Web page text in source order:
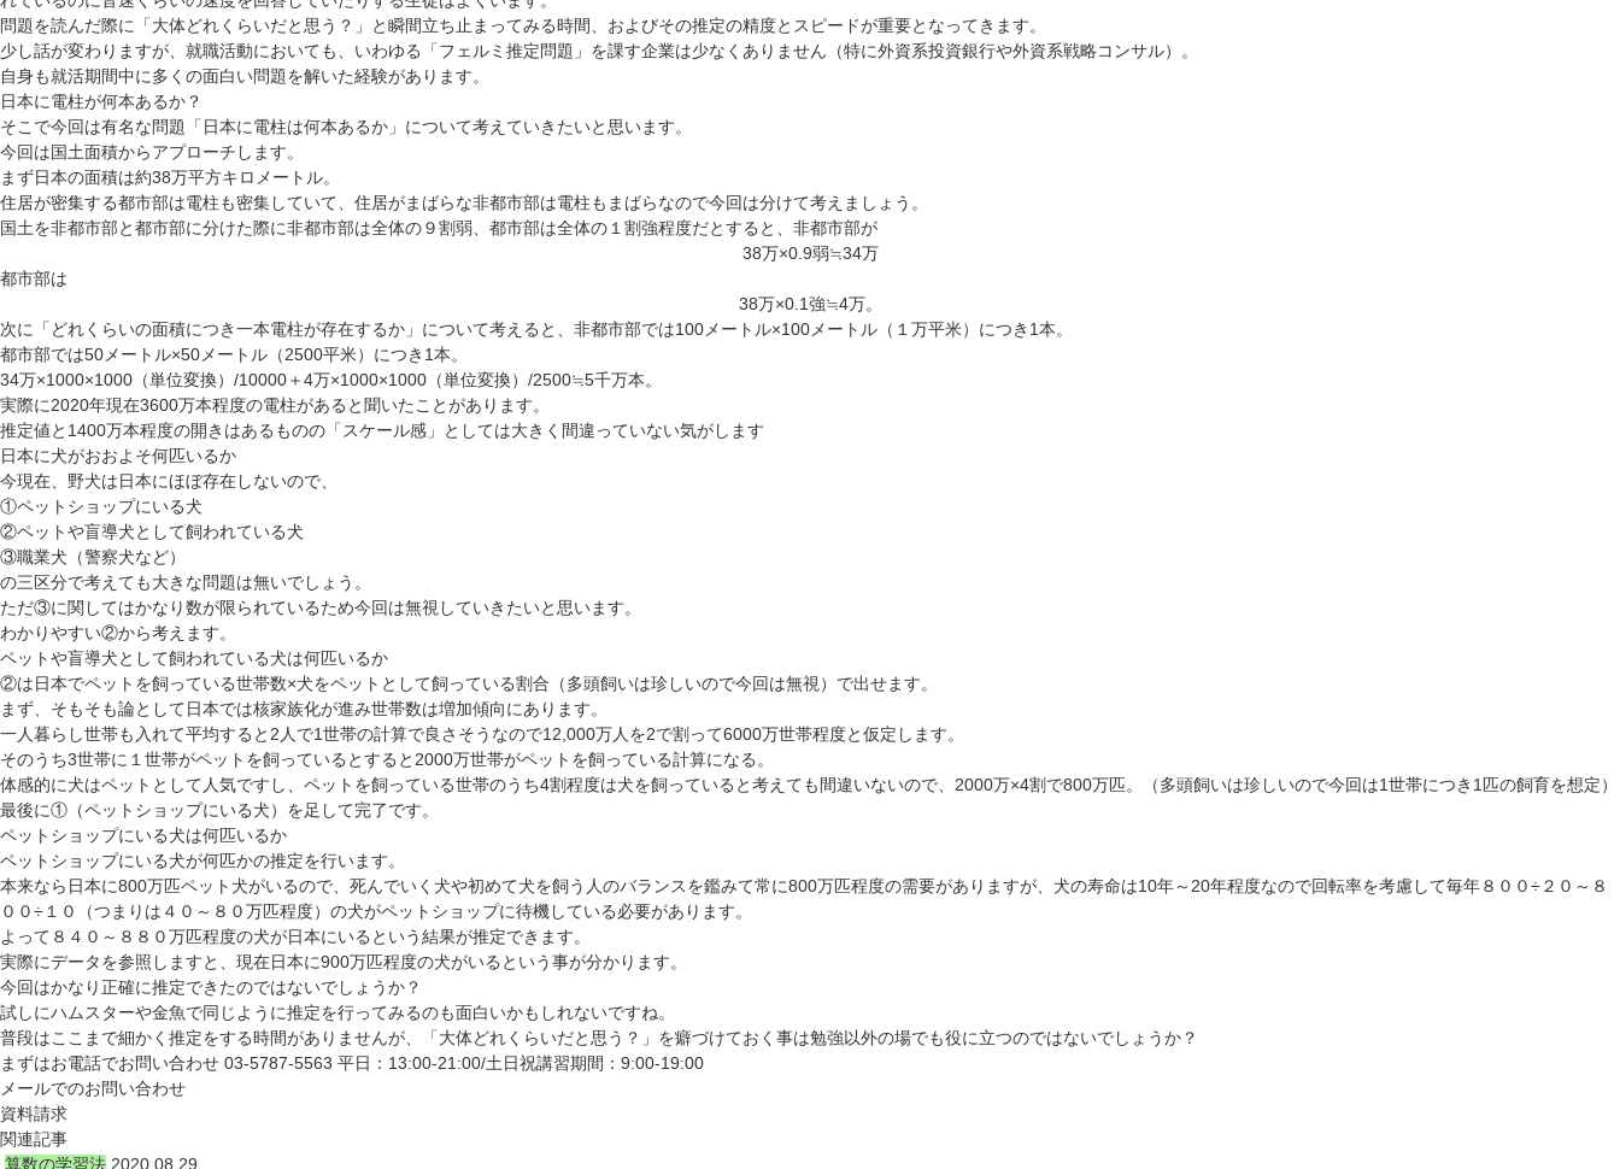
問題を読んだ際に「大体どれくらいだと思う？」と瞬間立ち止まってみる時間、およびその推定の精度とスピードが重要となってきます。
少し話が変わりますが、就職活動においても、いわゆる「フェルミ推定問題」を課す企業は少なくありません（特に外資系投資銀行や外資系戦略コンサル）。
自身も就活期間中に多くの面白い問題を解いた経験があります。
日本に電柱が何本あるか？
そこで今回は有名な問題「日本に電柱は何本あるか」について考えていきたいと思います。
今回は国土面積からアプローチします。
まず日本の面積は約38万平方キロメートル。
住居が密集する都市部は電柱も密集していて、住居がまばらな非都市部は電柱もまばらなので今回は分けて考えましょう。
国土を非都市部と都市部に分けた際に非都市部は全体の９割弱、都市部は全体の１割強程度だとすると、非都市部が
38万×0.9弱≒34万
都市部は
38万×0.1強≒4万。
次に「どれくらいの面積につき一本電柱が存在するか」について考えると、非都市部では100メートル×100メートル（１万平米）につき1本。
都市部では50メートル×50メートル（2500平米）につき1本。
34万×1000×1000（単位変換）/10000＋4万×1000×1000（単位変換）/2500≒5千万本。
実際に2020年現在3600万本程度の電柱があると聞いたことがあります。
推定値と1400万本程度の開きはあるものの「スケール感」としては大きく間違っていない気がします
日本に犬がおおよそ何匹いるか
今現在、野犬は日本にほぼ存在しないので、
①ペットショップにいる犬
②ペットや盲導犬として飼われている犬
③職業犬（警察犬など）
の三区分で考えても大きな問題は無いでしょう。
ただ③に関してはかなり数が限られているため今回は無視していきたいと思います。
わかりやすい②から考えます。
ペットや盲導犬として飼われている犬は何匹いるか
②は日本でペットを飼っている世帯数×犬をペットとして飼っている割合（多頭飼いは珍しいので今回は無視）で出せます。
まず、そもそも論として日本では核家族化が進み世帯数は増加傾向にあります。
一人暮らし世帯も入れて平均すると2人で1世帯の計算で良さそうなので12,000万人を2で割って6000万世帯程度と仮定します。
そのうち3世帯に１世帯がペットを飼っているとすると2000万世帯がペットを飼っている計算になる。
体感的に犬はペットとして人気ですし、ペットを飼っている世帯のうち4割程度は犬を飼っていると考えても間違いないので、2000万×4割で800万匹。（多頭飼いは珍しいので今回は1世帯につき1匹の飼育を想定）
最後に①（ペットショップにいる犬）を足して完了です。
ペットショップにいる犬は何匹いるか
ペットショップにいる犬が何匹かの推定を行います。
本来なら日本に800万匹ペット犬がいるので、死んでいく犬や初めて犬を飼う人のバランスを鑑みて常に800万匹程度の需要がありますが、犬の寿命は10年～20年程度なので回転率を考慮して毎年８００÷２０～８
００÷１０（つまりは４０～８０万匹程度）の犬がペットショップに待機している必要があります。
よって８４０～８８０万匹程度の犬が日本にいるという結果が推定できます。
実際にデータを参照しますと、現在日本に900万匹程度の犬がいるという事が分かります。
今回はかなり正確に推定できたのではないでしょうか？
試しにハムスターや金魚で同じように推定を行ってみるのも面白いかもしれないですね。
普段はここまで細かく推定をする時間がありませんが、「大体どれくらいだと思う？」を癖づけておく事は勉強以外の場でも役に立つのではないでしょうか？
まずはお電話でお問い合わせ 03-5787-5563 平日：13:00-21:00/土日祝講習期間：9:00-19:00
メールでのお問い合わせ
資料請求
関連記事
算数の学習法 2020.08.29